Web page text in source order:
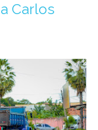
Carlos